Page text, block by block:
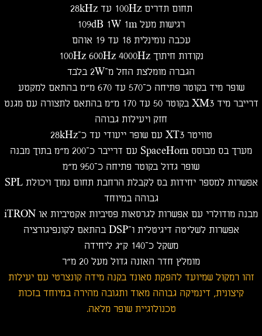
תחום תדרים 100Hz עד 28kHz
רגישות מעל 109dB 1W 1m
עכבה נומינלית 18 עד 19 אוהם
נקודות חיתוך 100Hz 600Hz 4000Hz
הגברה מומלצת החל מ־2W בלבד
שופר מיד בקוטר פתיחה כ־570 עד 670 מ״מ בהתאם למקטע
דרייבר מיד XM3 בקוטר 50 עד 170 מ״מ בהתאם לתצורה עם מגנט
חזק ויעילות גבוהה
טוויטר XT3 עם שופר ייעודי עד כ־28kHz
מערך בס מבוסס SpaceHorn עם דרייבר כ־200 מ״מ בתוך מבנה
שופר גדול בקוטר פתיחה כ־950 מ״מ
אפשרות למספר יחידות בס לקבלת הרחבת תחום נמוך ויכולת SPL
גבוהה במיוחד
מבנה מודולרי עם אפשרות לגרסאות פסיביות אקטיביות או iTRON
אפשרות לשליטה דיגיטלית ו־DSP בהתאם לקונפיגורציה
משקל כ־140 ק״ג ליחידה
מומלץ חדר האזנה גדול מעל 20 מ״ר
זהו רמקול שמיועד להפקת סאונד בקנה מידה קונצרטי עם יעילות
קיצונית, דינמיקה גבוהה מאוד ותגובה מהירה במיוחד בזכות
טכנולוגיית שופר מלאה.